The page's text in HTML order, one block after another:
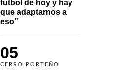
fútbol de hoy y hay
que adaptarnos a
eso”
05
CERRO PORTEÑO